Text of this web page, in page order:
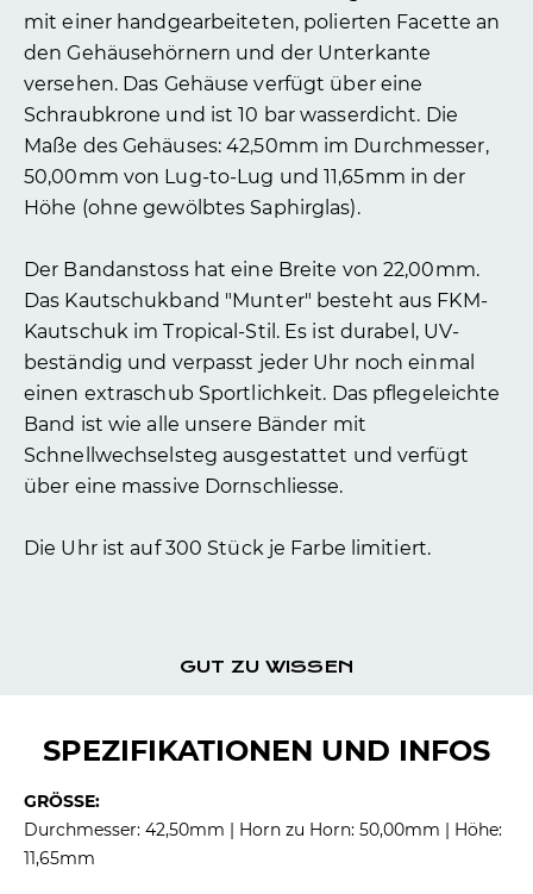
mit einer handgearbeiteten, polierten Facette an
den Gehäusehörnern und der Unterkante
versehen. Das Gehäuse verfügt über eine
Schraubkrone und ist 10 bar wasserdicht. Die
Maße des Gehäuses: 42,50mm im Durchmesser,
50,00mm von Lug-to-Lug und 11,65mm in der
Höhe (ohne gewölbtes Saphirglas).
Der Bandanstoss hat eine Breite von 22,00mm.
Das Kautschukband "Munter" besteht aus FKM-
Kautschuk im Tropical-Stil. Es ist durabel, UV-
beständig und verpasst jeder Uhr noch einmal
einen extraschub Sportlichkeit. Das pflegeleichte
Band ist wie alle unsere Bänder mit
Schnellwechselsteg ausgestattet und verfügt
über eine massive Dornschliesse.
Die Uhr ist auf 300 Stück je Farbe limitiert.
GUT ZU WISSEN
SPEZIFIKATIONEN UND INFOS
GRÖSSE:
Durchmesser: 42,50mm | Horn zu Horn: 50,00mm | Höhe:
11,65mm